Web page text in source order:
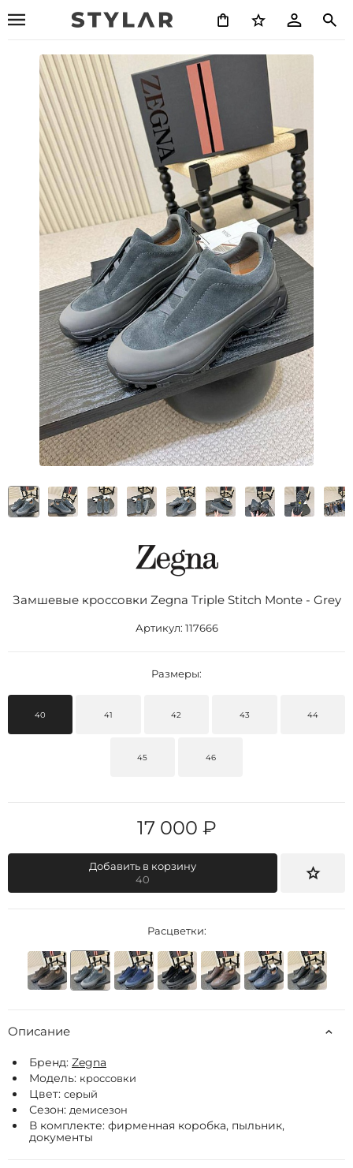
Замшевые кроссовки Zegna Triple Stitch Monte - Grey
Артикул: 117666
Размеры:
40 41 42 43 44
45 46
17 000 ₽
Добавить в корзину
40
Расцветки:
Описание
Бренд: Zegna
Модель: кроссовки
Цвет: серый
Сезон: демисезон
В комплекте: фирменная коробка, пыльник,
документы